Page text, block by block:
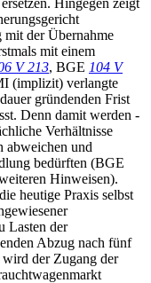
mit der Übernahme
mit einem
V 213, BGE 104 V
(implizit) verlangte
gründenden Frist
Denn damit werden -
Verhältnisse
abweichen und
bedürften (BGE
Hinweisen).
heutige Praxis selbst
Lasten der
Abzug nach fünf
wird der Zugang der